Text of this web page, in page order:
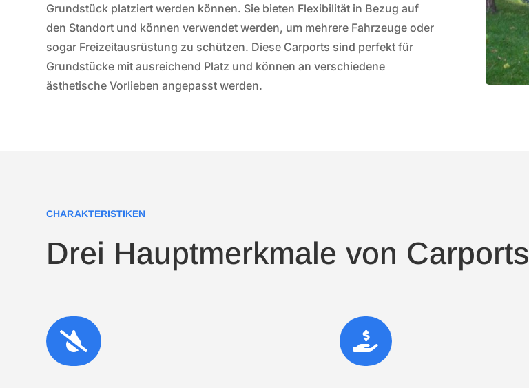
Grundstück platziert werden können. Sie bieten Flexibilität in Bezug auf
den Standort und können verwendet werden, um mehrere Fahrzeuge oder
sogar Freizeitausrüstung zu schützen. Diese Carports sind perfekt für
Grundstücke mit ausreichend Platz und können an verschiedene
ästhetische Vorlieben angepasst werden.
CHARAKTERISTIKEN
Drei Hauptmerkmale von Carports
 